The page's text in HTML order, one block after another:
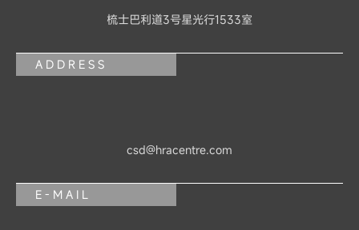
梳士巴利道3号星光行1533室
ADDRESS
csd@hracentre.com
E-MAIL